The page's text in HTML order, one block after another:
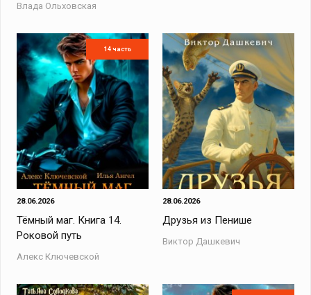
Влада Ольховская
14 часть
28.06.2026
Тёмный маг. Книга 14.
Роковой путь
Алекс Ключевской
28.06.2026
Друзья из Пенише
Виктор Дашкевич